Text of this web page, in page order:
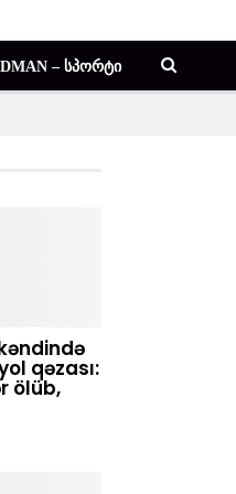
– ᲡᲞᲝᲠᲢᲘ
qəzası:
ölüb,